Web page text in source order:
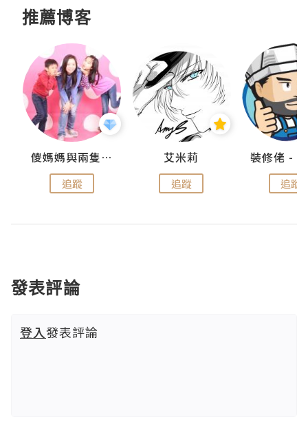
推薦博客
儍媽媽與兩隻小魔怪之家
追蹤
艾米莉
追蹤 追蹤
發表評論
登入發表評論